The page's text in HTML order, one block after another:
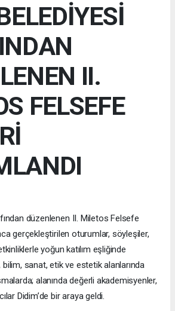
II.
FELSEFE
düzenlenen II. Miletos Felsefe
gerçekleştirilen oturumlar, söyleşiler,
yoğun katılım eşliğinde
sanat, etik ve estetik alanlarında
alanında değerli akademisyenler,
Didim’de bir araya geldi.